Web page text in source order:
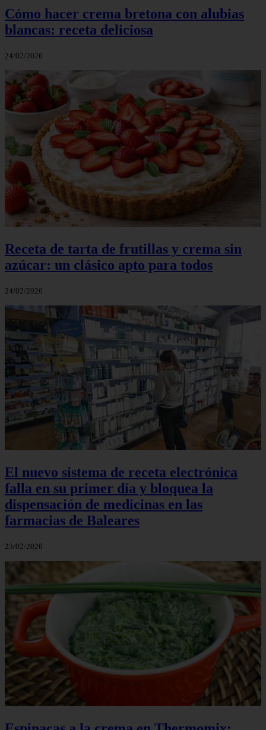
Cómo hacer crema bretona con alubias
blancas: receta deliciosa
24/02/2026
Receta de tarta de frutillas y crema sin
azúcar: un clásico apto para todos
24/02/2026
El nuevo sistema de receta electrónica
falla en su primer día y bloquea la
dispensación de medicinas en las
farmacias de Baleares
23/02/2026